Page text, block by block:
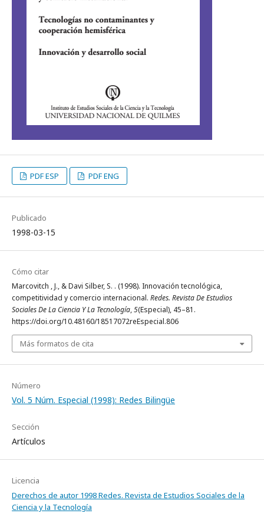
PDF ESP PDF ENG
Publicado
1998-03-15
Cómo citar
Marcovitch , J., & Davi Silber, S. . (1998). Innovación tecnológica,
competitividad y comercio internacional. Redes. Revista De Estudios
Sociales De La Ciencia Y La Tecnología,5(Especial), 45–81.
https://doi.org/10.48160/18517072reEspecial.806
Más formatos de cita
Número
Vol. 5 Núm. Especial (1998): Redes Bilingüe
Sección
Artículos
Licencia
Derechos de autor 1998 Redes. Revista de Estudios Sociales de la
Ciencia y la Tecnología